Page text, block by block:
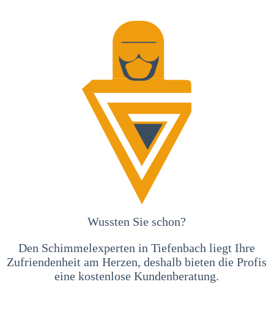
Wussten Sie schon?
Den Schimmelexperten in Tiefenbach liegt Ihre
Zufriendenheit am Herzen, deshalb bieten die Profis
eine kostenlose Kundenberatung.